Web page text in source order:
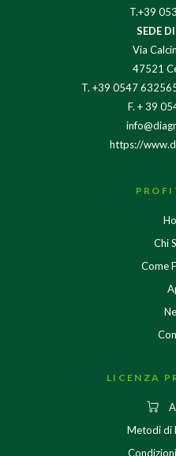
T.+39
SEDE
Via
47521
T. +39 0547
F. + 39
https://
Chi
Come
LICENZA
Metodi di